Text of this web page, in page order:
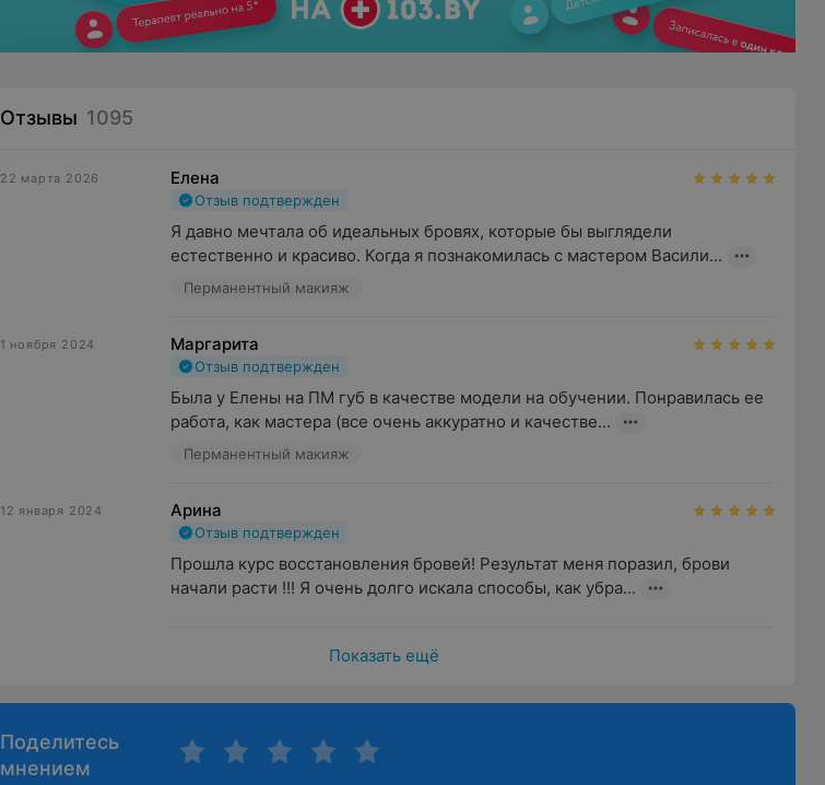
Отзывы 1095
22 марта 2026 Елена
Отзыв подтвержден
Я давно мечтала об идеальных бровях, которые бы выглядели
естественно и красиво. Когда я познакомилась с мастером Васили...
Перманентный макияж
1 ноября 2024 Маргарита
Отзыв подтвержден
Была у Елены на ПМ губ в качестве модели на обучении. Понравилась ее
работа, как мастера (все очень аккуратно и качестве...
Перманентный макияж
12 января 2024 Арина
Отзыв подтвержден
Прошла курс восстановления бровей! Результат меня поразил, брови
начали расти !!! Я очень долго искала способы, как убра...
Показать ещё
Поделитесь
мнением